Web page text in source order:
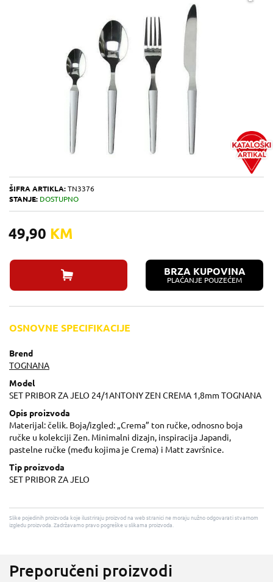
ŠIFRA ARTIKLA: TN3376
STANJE: DOSTUPNO
49,90 KM
BRZA KUPOVINA
PLAĆANJE POUZEĆEM
OSNOVNE SPECIFIKACIJE
Brend
TOGNANA
Model
SET PRIBOR ZA JELO 24/1ANTONY ZEN CREMA 1,8mm TOGNANA
Opis proizvoda
Materijal: čelik. Boja/izgled: „Crema” ton ručke, odnosno boja
ručke u kolekciji Zen. Minimalni dizajn, inspiracija Japandi,
pastelne ručke (među kojima je Crema) i Matt završnice.
Tip proizvoda
SET PRIBOR ZA JELO
Slike pojedinih proizvoda koje ilustriraju proizvod na web stranici ne moraju nužno odgovarati stvarnom
izgledu proizvoda. Zadržavamo pravo pogreške u slikama proizvoda.
Preporučeni proizvodi